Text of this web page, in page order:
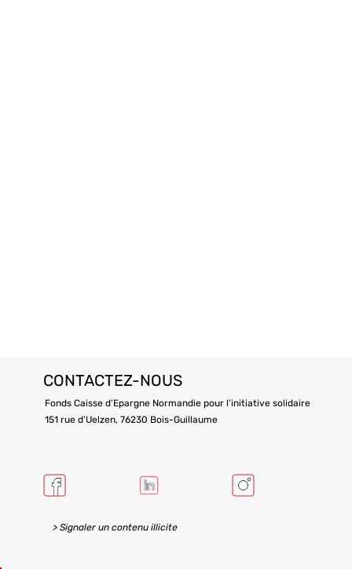
CONTACTEZ-NOUS
Fonds Caisse d’Epargne Normandie pour l’initiative solidaire
151 rue d’Uelzen, 76230 Bois-Guillaume
> Signaler un contenu illicite